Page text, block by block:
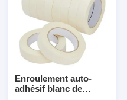
Enroulement auto-
adhésif blanc de